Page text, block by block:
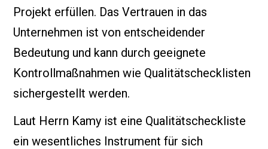
Projekt erfüllen. Das Vertrauen in das
Unternehmen ist von entscheidender
Bedeutung und kann durch geeignete
Kontrollmaßnahmen wie Qualitätschecklisten
sichergestellt werden.
Laut Herrn Kamy ist eine Qualitätscheckliste
ein wesentliches Instrument für sich